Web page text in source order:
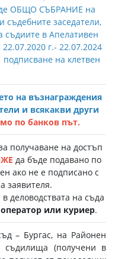
ОБЩО СЪБРАНИЕ на
съдебните заседатели,
в Апелативен
г.- 22.07.2024
на клетвен
на възнаграждения
и всякакви други
по банков път.
получаване на достъп
да бъде подавано по
ако не е подписано с
заявителя.
деловодствата на съда
или куриер.
– Бургас, на Районен
съдилища (получени в